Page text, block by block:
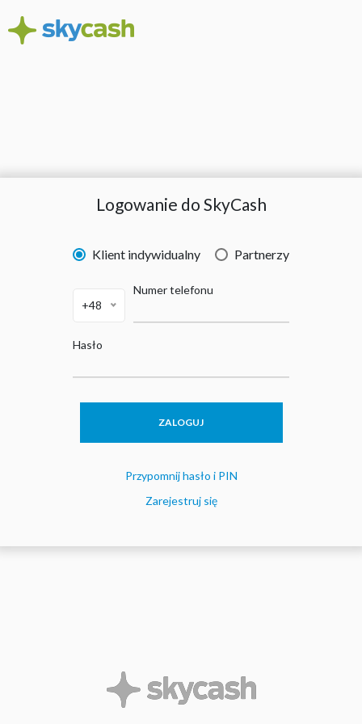
Logowanie do SkyCash
Klient indywidualny Partnerzy
+48
Numer telefonu
Hasło
ZALOGUJ
Przypomnij hasło i PIN
Zarejestruj się